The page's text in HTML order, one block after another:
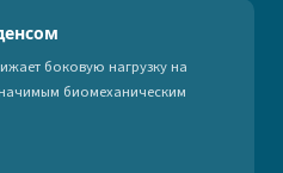
боковую нагрузку на
биомеханическим